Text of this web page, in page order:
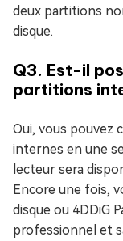
deux partitions
disque.
Q3. Est-il
partitions
Oui, vous pouvez
internes en une
lecteur sera
Encore une fois,
disque ou 4DDiG
professionnel et